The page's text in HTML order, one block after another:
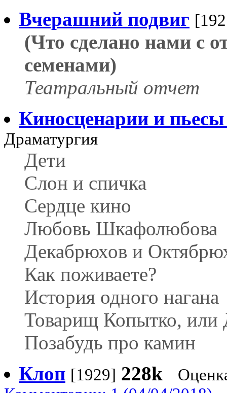
Вчерашний подвиг
(Что сделано нами с
семенами)
Театральный отчет
Киносценарии и
Драматургия
Дети
Слон и спичка
Сердце кино
Любовь Шкафолюбова
Декабрюхов и
Как поживаете?
История одного нагана
Товарищ Копытко,
Позабудь про камин
Клоп [1929] 228k